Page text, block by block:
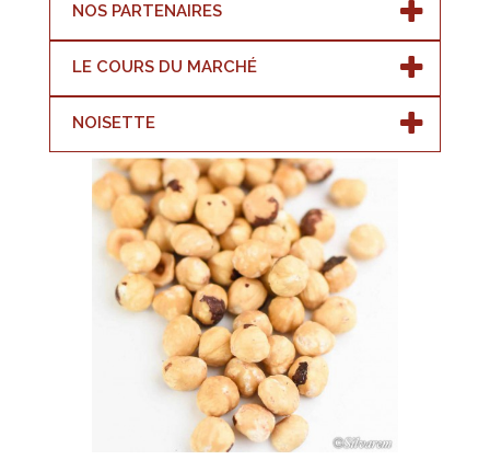
NOS PARTENAIRES
LE COURS DU MARCHÉ
NOISETTE